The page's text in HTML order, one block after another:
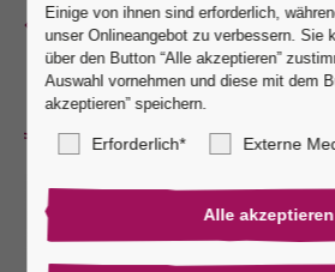
Zurück
Liechtenstein 10
Einige von ihnen sind erforderlich,
unser Onlineangebot zu verbessern. Sie
über den Button “Alle akzeptieren”
Auswahl vornehmen und diese mit dem
akzeptieren” speichern.
Erforderlich* Externe